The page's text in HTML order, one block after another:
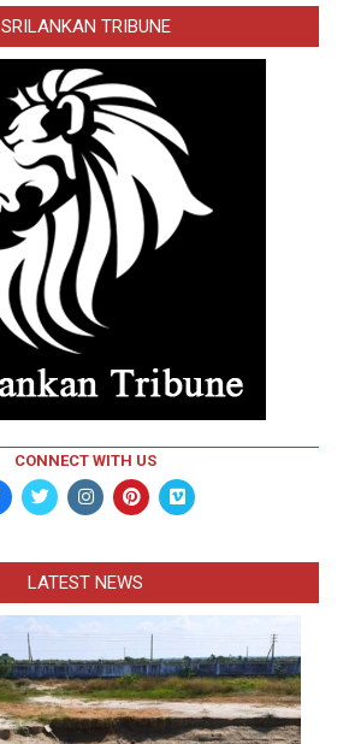
SRILANKAN TRIBUNE
CONNECT WITH US
LATEST NEWS